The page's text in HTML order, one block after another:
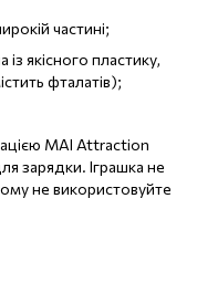
частині;
якісного пластику,
фталатів);
MAI Attraction
зарядки. Іграшка не
не використовуйте